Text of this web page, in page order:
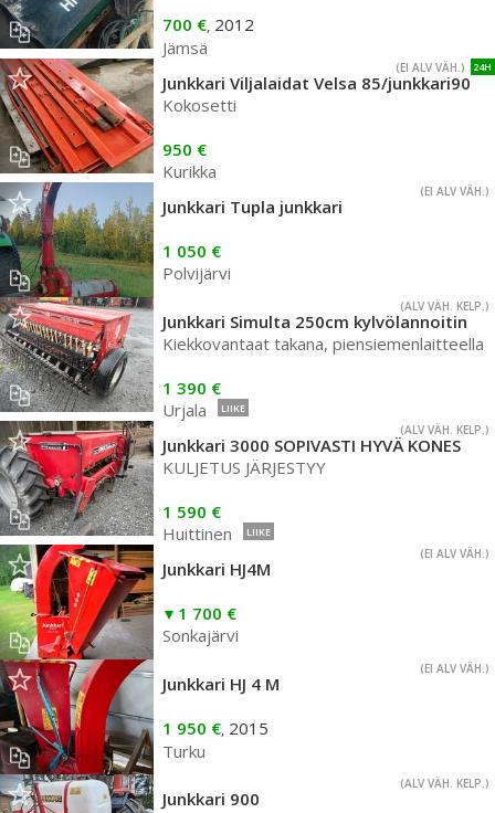
700 €, 2012
Jämsä
24H
(EI ALV VÄH.)
Junkkari Viljalaidat Velsa 85/junkkari90
Kokosetti
950 €
Kurikka
(EI ALV VÄH.)
Junkkari Tupla junkkari
1 050 €
Polvijärvi
(ALV VÄH. KELP.)
Junkkari Simulta 250cm kylvölannoitin
Kiekkovantaat takana, piensiemenlaitteella
1 390 €
Urjala
LIIKE
(ALV VÄH. KELP.)
Junkkari 3000 SOPIVASTI HYVÄ KONES
KULJETUS JÄRJESTYY
1 590 €
Huittinen
LIIKE
(EI ALV VÄH.)
Junkkari HJ4M
1 700 €
Sonkajärvi
(EI ALV VÄH.)
Junkkari HJ 4 M
1 950 €, 2015
Turku
(ALV VÄH. KELP.)
Junkkari 900